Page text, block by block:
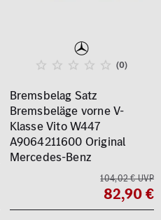
(0)
Bremsbelag Satz
Bremsbeläge vorne V-
Klasse Vito W447
A9064211600 Original
Mercedes-Benz
104,02 € UVP
82,90 €